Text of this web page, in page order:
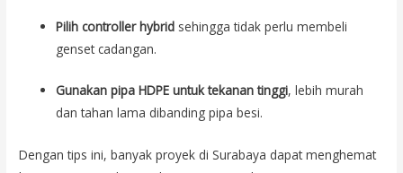
Pilih controller hybrid sehingga tidak perlu membeli
genset cadangan.
Gunakan pipa HDPE untuk tekanan tinggi, lebih murah
dan tahan lama dibanding pipa besi.
Dengan tips ini, banyak proyek di Surabaya dapat menghemat